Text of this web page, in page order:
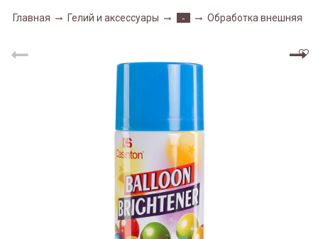
Главная Гелий и аксессуары - Обработка внешняя